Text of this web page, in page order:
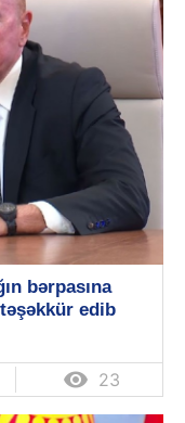
bərpasına
edib
 23